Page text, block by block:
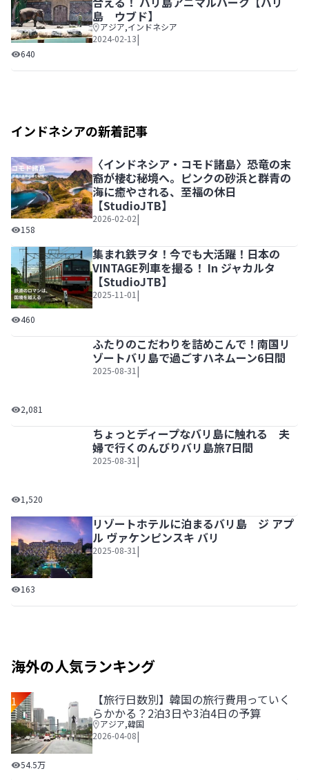
インドネシアならではの生き物たちに出合える！ バリ島
640
島 ウブド】
アジア,インドネシア
2024-02-13|
インドネシアの新着記事
〈インドネシア・コモド諸島〉恐竜の末裔が棲む秘境へ
158
〈インドネシア・コモド諸島〉恐竜の末
裔が棲む秘境へ。ピンクの砂浜と群青の
海に癒やされる、至福の休日
【StudioJTB】
2026-02-02|
集まれ鉄ヲタ！今でも大活躍！日本のVINTAGE列車を撮
460
集まれ鉄ヲタ！今でも大活躍！日本の
VINTAGE列車を撮る！ In ジャカルタ
【StudioJTB】
2025-11-01 |
ふたりのこだわりを詰めこんで！南国リゾートバリ島で過
2,081
ふたりのこだわりを詰めこんで！南国リ
ゾートバリ島で過ごすハネムーン6日間
2025-08-31 |
ちょっとディープなバリ島に触れる 夫婦で行くのんびり
1,520
ちょっとディープなバリ島に触れる 夫
婦で行くのんびりバリ島旅7日間
2025-08-31 |
リゾートホテルに泊まるバリ島 ジ アプル ヴァケンピンス
163
リゾートホテルに泊まるバリ島 ジ アプ
ル ヴァケンピンスキ バリ
2025-08-31 |
海外の人気ランキング
1
【旅行日数別】韓国の旅行費用っていくらかかる？2泊3日
54.5万
【旅行日数別】韓国の旅行費用っていく
らかかる？2泊3日や3泊4日の予算
アジア,韓国
2026-04-08|